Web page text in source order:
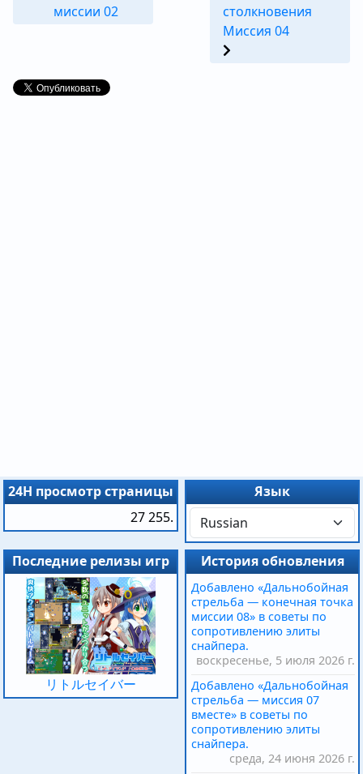
миссии 02
столкновения
Миссия 04
24H просмотр страницы
27 255.
Язык
Последние релизы игр
リトルセイバー
История обновления
Добавлено «Дальнобойная
стрельба — конечная точка
миссии 08» в советы по
сопротивлению элиты
снайпера.
воскресенье, 5 июля 2026 г.
Добавлено «Дальнобойная
стрельба — миссия 07
вместе» в советы по
сопротивлению элиты
снайпера.
среда, 24 июня 2026 г.